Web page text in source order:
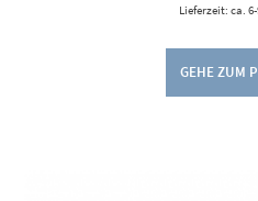
Lieferzeit: ca.
GEHE ZUM